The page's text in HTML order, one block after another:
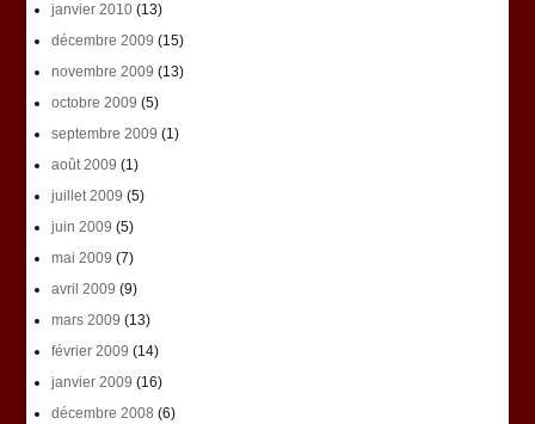
janvier 2010(13)
décembre 2009 (15)
novembre 2009 (13)
octobre 2009 (5)
septembre 2009 (1)
août 2009 (1)
juillet 2009 (5)
juin 2009 (5)
mai 2009 (7)
avril 2009 (9)
mars 2009 (13)
février 2009 (14)
janvier 2009 (16)
décembre 2008 (6)